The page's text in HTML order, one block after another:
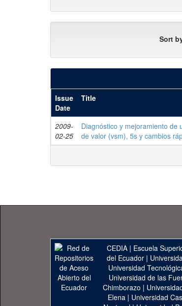
Sort
Issue
Date
Title
2009-
02-25
Diagnóstico y mejoramiento de
de valor (vsm), 5s y cambios
CEDIA | Escuela
del Ecuador|
Universidad
Universidad de las
Chimborazo |
Elena | Universidad